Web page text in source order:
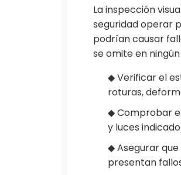
La inspección
seguridad operar
podrían causar
se omite en
◆ Verificar el
roturas,
◆ Comprobar
y luces
◆ Asegurar
presentan